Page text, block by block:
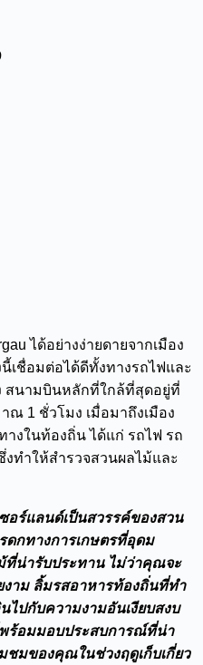
ได้อย่างง่ายดายจากเมือง
เชื่อมต่อได้ดีทั้งทางรถไฟและ
สนามบินหลักที่ใกล้ที่สุดอยู่ที่
ณ 1 ชั่วโมง เมื่อมาถึงเมือง
างในท้องถิ่น ได้แก่ รถไฟ รถ
งทำให้สำรวจสวนผลไม้และ
อร์แลนด์เป็นสวรรค์ของสวน
กทางการเกษตรที่อุดม
น่ารับประทาน ไม่ว่าคุณจะ
าม ลิ้มรสอาหารท้องถิ่นที่ทำ
ไปกับความงามอันเงียบสงบ
ร้อมมอบประสบการณ์ที่น่า
ชมของคุณในช่วงฤดูเก็บเกี่ยว